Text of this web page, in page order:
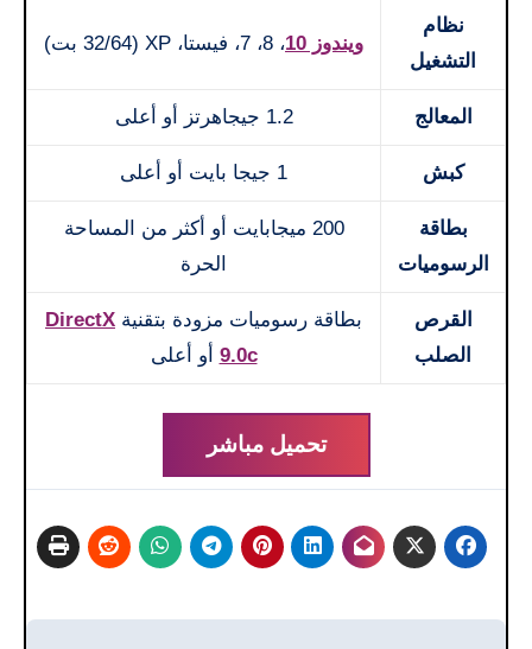
نظام
التشغيل
ويندوز 10 ، 8، 7، فيستا، XP (32/64 بت)
المعالج 1.2 جيجاهرتز أو أعلى
كبش 1 جيجا بايت أو أعلى
بطاقة
الرسوميات
200 ميجابايت أو أكثر من المساحة
الحرة
القرص
الصلب
بطاقة رسوميات مزودة بتقنية DirectX
9.0c أو أعلى
تحميل مباشر